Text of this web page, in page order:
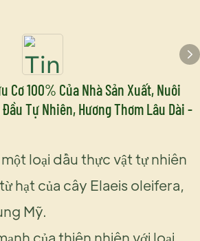
Cơ 100% Của Nhà Sản Xuất, Nuôi
Tự Nhiên, Hương Thơm Lâu Dài -
loại dầu thực vật tự nhiên
​​hạt của cây Elaeis oleifera,
Mỹ.